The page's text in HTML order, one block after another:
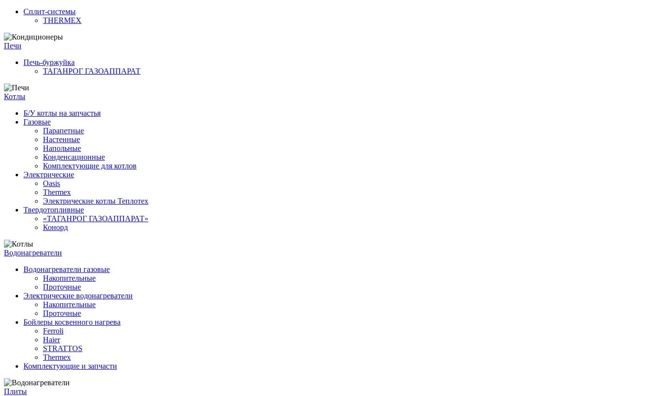
Сплит-системы
THERMEX
Печи
Печь-буржуйка
ТАГАНРОГ ГАЗОАППАРАТ
Котлы
Б/У котлы на запчастья
Газовые
Парапетные
Настенные
Напольные
Конденсационные
Комплектующие для котлов
Электрические
Oasis
Thermex
Электрические котлы Теплотех
Твердотопливные
«ТАГАНРОГ ГАЗОАППАРАТ»
Конорд
Водонагреватели
Водонагреватели газовые
Накопительные
Проточные
Электрические водонагреватели
Накопительные
Проточные
Бойлеры косвенного нагрева
Ferroli
Haier
STRATTOS
Thermex
Комплектующие и запчасти
Плиты